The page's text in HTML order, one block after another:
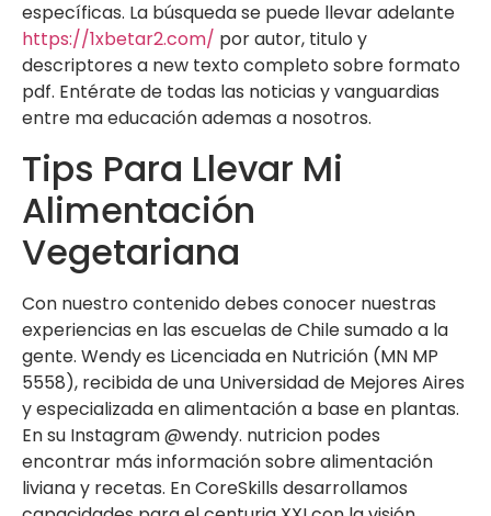
específicas. La búsqueda se puede llevar adelante
https://1xbetar2.com/ por autor, titulo y
descriptores a new texto completo sobre formato
pdf. Entérate de todas las noticias y vanguardias
entre ma educación ademas a nosotros.
Tips Para Llevar Mi
Alimentación
Vegetariana
Con nuestro contenido debes conocer nuestras
experiencias en las escuelas de Chile sumado a la
gente. Wendy es Licenciada en Nutrición (MN MP
5558), recibida de una Universidad de Mejores Aires
y especializada en alimentación a base en plantas.
En su Instagram @wendy. nutricion podes
encontrar más información sobre alimentación
liviana y recetas. En CoreSkills desarrollamos